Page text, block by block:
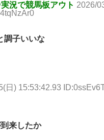
況で競馬板アウト 2026/
調子いいな
日) 15:53:42.93
来したか